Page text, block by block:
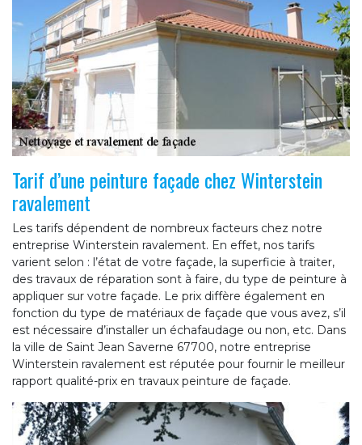
Tarif d’une peinture façade chez Winterstein
ravalement
Les tarifs dépendent de nombreux facteurs chez notre
entreprise Winterstein ravalement. En effet, nos tarifs
varient selon : l’état de votre façade, la superficie à traiter,
des travaux de réparation sont à faire, du type de peinture à
appliquer sur votre façade. Le prix diffère également en
fonction du type de matériaux de façade que vous avez, s’il
est nécessaire d’installer un échafaudage ou non, etc. Dans
la ville de Saint Jean Saverne 67700, notre entreprise
Winterstein ravalement est réputée pour fournir le meilleur
rapport qualité-prix en travaux peinture de façade.